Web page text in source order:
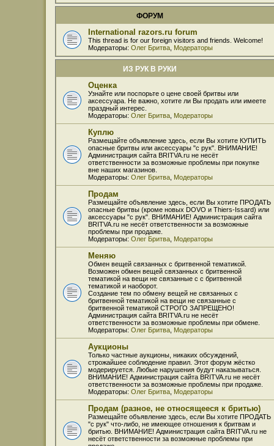
ФОРУМ
International razors.ru forum
This thread is for our foreign visitors and friends. Welcome!
Модераторы: Олег Бритва Модераторы
ИЗ РУК В РУКИ
Оценка
Узнайте или поспорьте о цене своей бритвы или
аксессуара. Не важно, хотите ли Вы продать или имеете
праздный интерес.
Модераторы: Олег Бритва Модераторы
Куплю
Размещайте объявление здесь, если Вы хотите КУПИТЬ
опасные бритвы или аксессуары "с рук". ВНИМАНИЕ!
Администрация сайта BRITVA.ru не несёт
ответственности за возможные проблемы при покупке
вне наших магазинов.
Модераторы: Олег Бритва Модераторы
Продам
Размещайте объявление здесь, если Вы хотите ПРОДАТЬ
опасные бритвы (кроме новых DOVO и Thiers-Issard) или
аксессуары "с рук". ВНИМАНИЕ! Администрация сайта
BRITVA.ru не несёт ответственности за возможные
проблемы при продаже.
Модераторы: Олег Бритва Модераторы
Меняю
Обмен вещей связанных с бритвенной тематикой.
Возможен обмен вещей связанных с бритвенной
тематикой на вещи не связанные с с бритвенной
тематикой и наоборот.
Создание тем по обмену вещей не связанных с
бритвенной тематикой на вещи не связанные с
бритвенной тематикой СТРОГО ЗАПРЕЩЕНО!
Администрация сайта BRITVA.ru не несёт
ответственности за возможные проблемы при обмене.
Модераторы: Олег Бритва Модераторы
Аукционы
Только частные аукционы, никаких обсуждений,
строжайшее соблюдение правил. Этот форум жёстко
модерируется. Любые нарушения будут наказываться.
ВНИМАНИЕ! Администрация сайта BRITVA.ru не несёт
ответственности за возможные проблемы при продаже.
Модераторы: Олег Бритва Модераторы
Продам (разное, не относящееся к бритью)
Размещайте объявление здесь, если Вы хотите ПРОДАТЬ
"с рук" что-либо, не имеющее отношения к бритвам и
бритью. ВНИМАНИЕ! Администрация сайта BRITVA.ru не
несёт ответственности за возможные проблемы при